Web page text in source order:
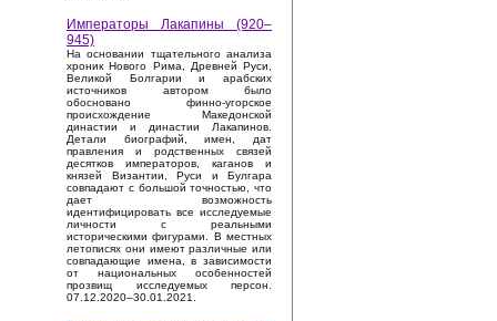
Императоры Лакапины (920–
945)
На основании тщательного анализа
хроник Нового Рима, Древней Руси,
Великой Болгарии и арабских
источников автором было
обосновано финно-угорское
происхождение Македонской
династии и династии Лакапинов.
Детали биографий, имен, дат
правления и родственных связей
десятков императоров, каганов и
князей Византии, Руси и Булгара
совпадают с большой точностью, что
дает возможность
идентифицировать все исследуемые
личности с реальными
историческими фигурами. В местных
летописях они имеют различные или
совпадающие имена, в зависимости
от национальных особенностей
прозвищ исследуемых персон.
07.12.2020–30.01.2021.